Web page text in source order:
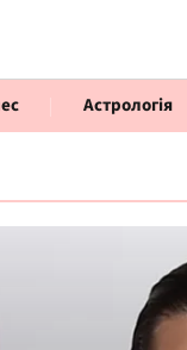
Астрологія